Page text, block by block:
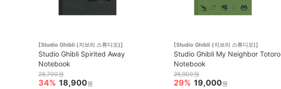
[Studio Ghibli (지브리 스튜디오)]
Studio Ghibli Spirited Away
Notebook
28,700원
34% 18,900원
[Studio Ghibli (지브리 스튜디오)]
Studio Ghibli My Neighbor Totoro
Notebook
26,900원
29% 19,000원